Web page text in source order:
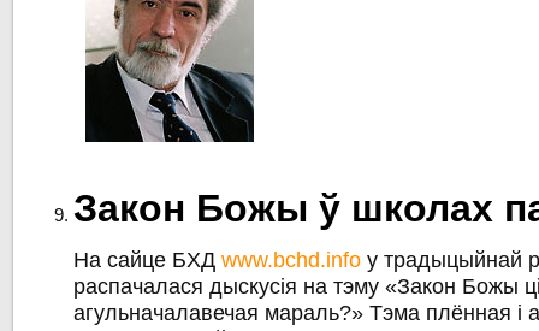
Закон Божы ў школах
На сайце БХДwww.bchd.info у традыцыйнай
распачалася дыскусія на тэму «Закон Божы
агульначалавечая мараль?» Тэма плённая і